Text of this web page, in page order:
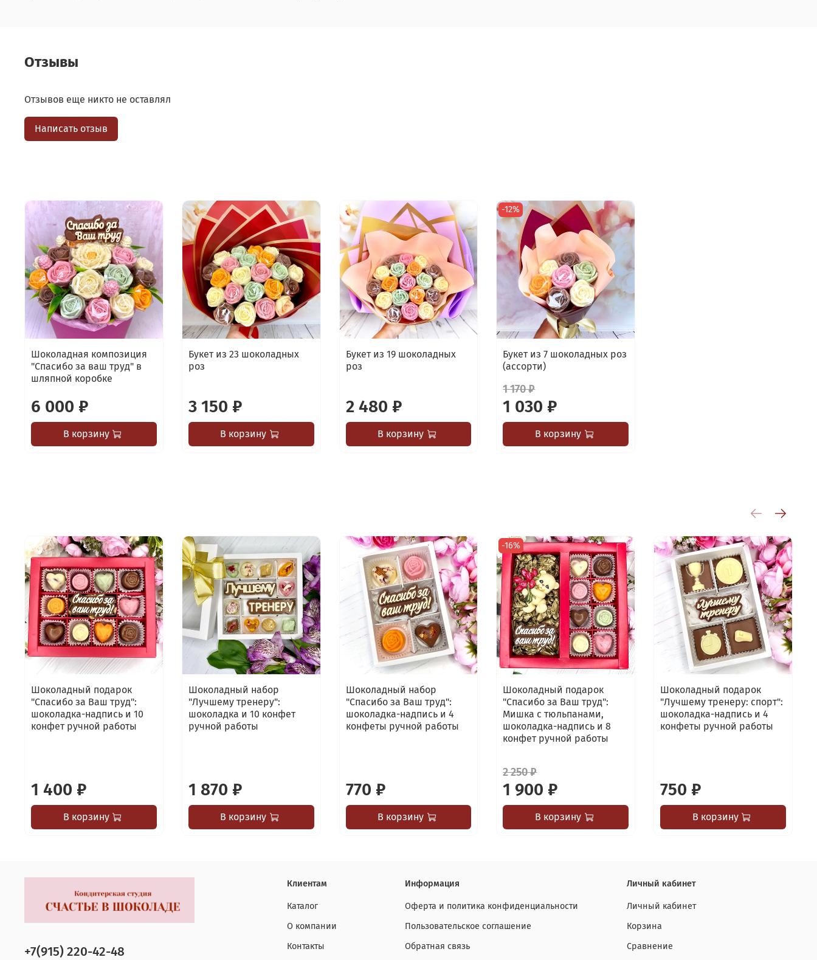
Отзывы
Отзывов еще никто не оставлял
Написать отзыв
Шоколадная композиция
"Спасибо за ваш труд" в
шляпной коробке
6 000 ₽
В корзину
Букет из 23 шоколадных
роз
3 150 ₽
В корзину
Букет из 19 шоколадных
роз
2 480 ₽
В корзину
-12%
Букет из 7 шоколадных роз
(ассорти)
1 170 ₽
1 030 ₽
В корзину
Шоколадный подарок
"Спасибо за Ваш труд":
шоколадка-надпись и 10
конфет ручной работы
1 400 ₽
В корзину
Шоколадный набор
"Лучшему тренеру":
шоколадка и 10 конфет
ручной работы
1 870 ₽
В корзину
Шоколадный набор
"Спасибо за Ваш труд":
шоколадка-надпись и 4
конфеты ручной работы
770 ₽
В корзину
-16%
Шоколадный подарок
"Спасибо за Ваш труд":
Мишка с тюльпанами,
шоколадка-надпись и 8
конфет ручной работы
2 250 ₽
1 900 ₽
В корзину
Шоколадный подарок
"Лучшему тренеру: спорт":
шоколадка-надпись и 4
конфеты ручной работы
750 ₽
В корзину
Клиентам
Каталог
О компании
Контакты
Информация
Оферта и политика конфиденциальности
Пользовательское соглашение
Обратная связь
Личный кабинет
Личный кабинет
Корзина
Сравнение
+7(915) 220-42-48